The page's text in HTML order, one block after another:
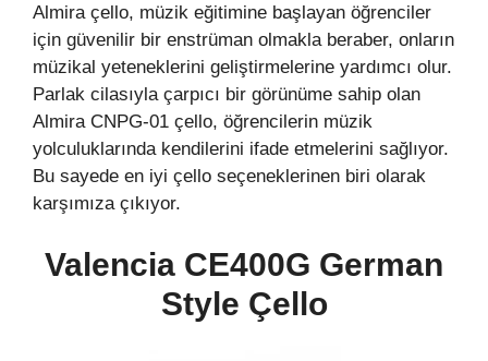
Almira çello, müzik eğitimine başlayan öğrenciler
için güvenilir bir enstrüman olmakla beraber, onların
müzikal yeteneklerini geliştirmelerine yardımcı olur.
Parlak cilasıyla çarpıcı bir görünüme sahip olan
Almira CNPG-01 çello, öğrencilerin müzik
yolculuklarında kendilerini ifade etmelerini sağlıyor.
Bu sayede en iyi çello seçeneklerinen biri olarak
karşımıza çıkıyor.
Valencia CE400G German
Style Çello